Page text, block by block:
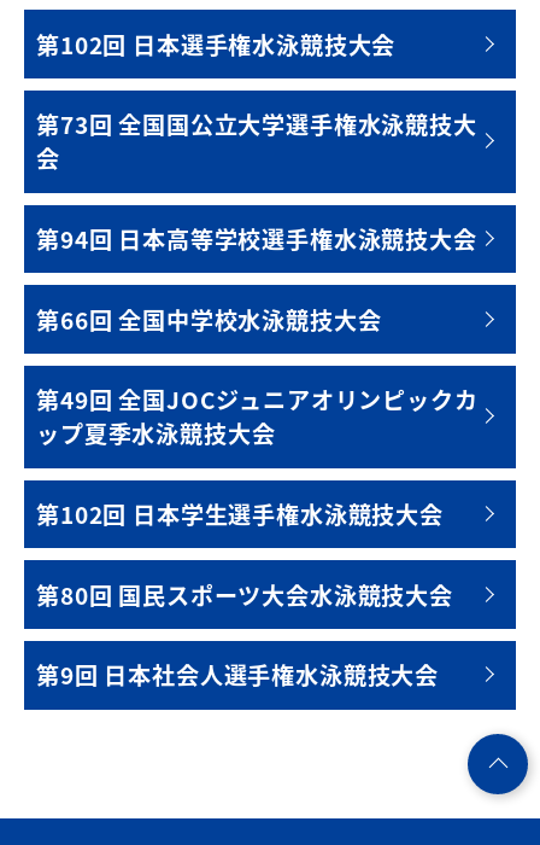
第102回 日本選手権水泳競技大会
第73回 全国国公立大学選手権水泳競技大
会
第94回 日本高等学校選手権水泳競技大会
第66回 全国中学校水泳競技大会
第49回 全国JOCジュニアオリンピックカ
ップ夏季水泳競技大会
第102回 日本学生選手権水泳競技大会
第80回 国民スポーツ大会水泳競技大会
第9回 日本社会人選手権水泳競技大会